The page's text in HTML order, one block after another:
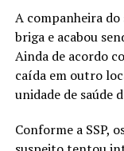
A companheira
briga e acabou
Ainda de acordo
caída em outro
unidade de saúde
Conforme a SSP,